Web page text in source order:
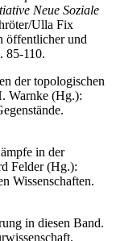
Neue Soziale
Ulla Fix
öffentlicher und
85-110.
der topologischen
Warnke (Hg.):
in der
Felder (Hg.):
Wissenschaften.
in diesen Band.